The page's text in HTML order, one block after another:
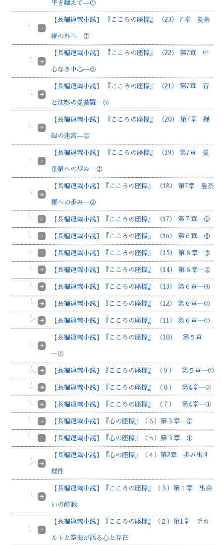
平を越えて—①
【長編連載小説】 『こころの座標』 （23）７章 曼荼
羅の外へ―⑦
【長編連載小説】 『こころの座標』 （22） 第7章 中
心なき中心—⑥
【長編連載小説】 『こころの座標』 （21） 第7章 音
と沈黙の曼荼羅—⑤
【長編連載小説】 『こころの座標』 （20） 第7章 縁
起の迷宮—④
【長編連載小説】 『こころの座標』 （19） 第7章 曼
荼羅への歩み―③
【長編連載小説】『こころの座標』 （18） 第7章 曼荼
羅への歩み―②
【長編連載小説】『こころの座標』 （17） 第７章―①
【長編連載小説】『こころの座標』 （16） 第６章―⑥
【長編連載小説】『こころの座標』 （15） 第６章―⑤
【長編連載小説】『こころの座標』 （14） 第６章―④
【長編連載小説】『こころの座標』 （13） 第６章―③
【長編連載小説】『こころの座標』 （12） 第６章―②
【長編連載小説】『こころの座標』 （11） 第６章―①
【長編連載小説】『こころの座標』 （10） 第５章
―②
【長編連載小説】『こころの座標』 （９） 第５章―①
【長編連載小説】『こころの座標』 （８） 第4章―②
【長編連載小説】『こころの座標』 （７） 第4章―①
【長編連載小説】『心の座標』（６）第３章―②
【長編連載小説】『心の座標』（５）第３章―①
【長編連載小説】『心の座標』（４）第2章 歩み出す
理性
【長編連載小説】『こころの座標』（３）第１章 出会
いの静寂
【長編連載小説】『こころの座標』（２）第1章 デカ
ルトと空海が語る心と存在